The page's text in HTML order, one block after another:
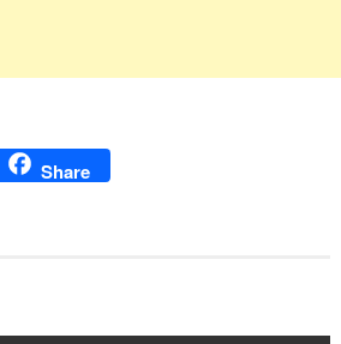
Share